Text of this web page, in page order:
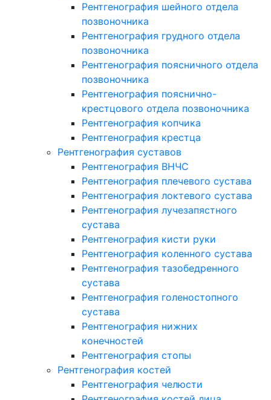
Рентгенография шейного отдела
позвоночника
Рентгенография грудного отдела
позвоночника
Рентгенография поясничного отдела
позвоночника
Рентгенография пояснично-
крестцового отдела позвоночника
Рентгенография копчика
Рентгенография крестца
Рентгенография суставов
Рентгенография ВНЧС
Рентгенография плечевого сустава
Рентгенография локтевого сустава
Рентгенография лучезапястного
сустава
Рентгенография кисти руки
Рентгенография коленного сустава
Рентгенография тазобедренного
сустава
Рентгенография голеностопного
сустава
Рентгенография нижних
конечностей
Рентгенография стопы
Рентгенография костей
Рентгенография челюсти